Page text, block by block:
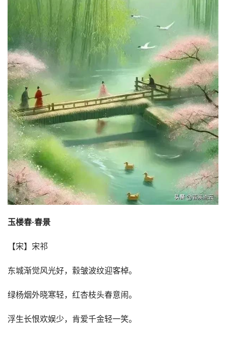
玉楼春·春景
【宋】宋祁
东城渐觉风光好，縠皱波纹迎客棹。
绿杨烟外晓寒轻，红杏枝头春意闹。
浮生长恨欢娱少，肯爱千金轻一笑。